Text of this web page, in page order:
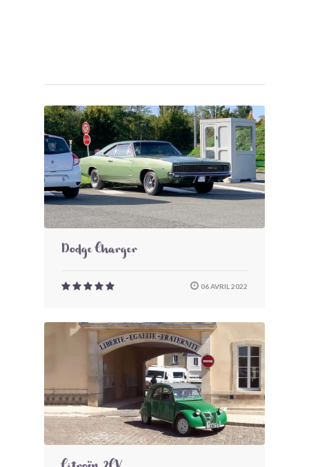
Dodge Charger
06 AVRIL 2022